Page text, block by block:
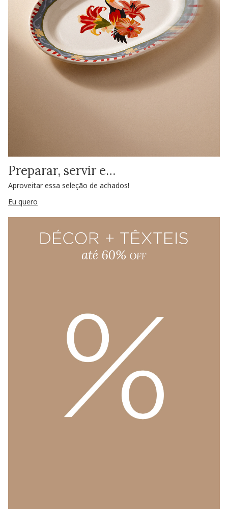
Preparar, servir e…
Aproveitar essa seleção de achados!
Eu quero